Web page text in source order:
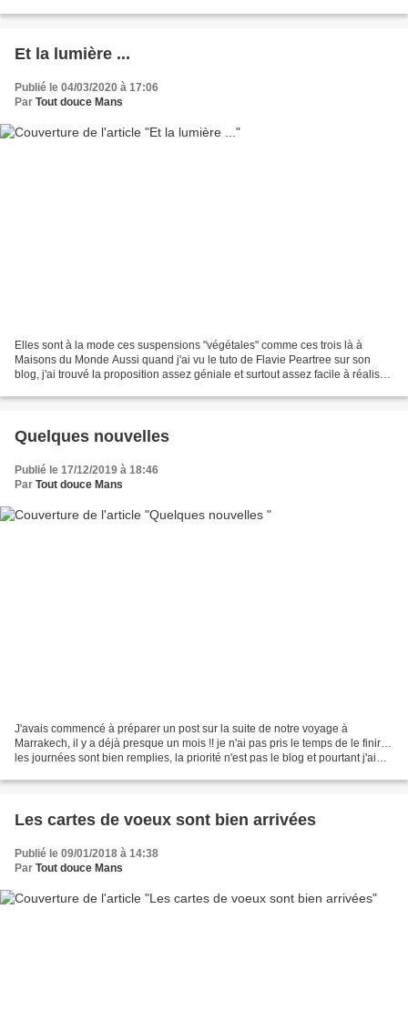
Et la lumière ...
Publié le 04/03/2020 à 17:06
Par Tout douce Mans
Elles sont à la mode ces suspensions "végétales" comme ces trois là à
Maisons du Monde Aussi quand j'ai vu le tuto de Flavie Peartree sur son
blog, j'ai trouvé la proposition assez géniale et surtout assez facile à réaliser
Quelques nouvelles
Publié le 17/12/2019 à 18:46
Par Tout douce Mans
J'avais commencé à préparer un post sur la suite de notre voyage à
Marrakech, il y a déjà presque un mois !! je n'ai pas pris le temps de le finir…
les journées sont bien remplies, la priorité n'est pas le blog et pourtant j'ai
Les cartes de voeux sont bien arrivées
Publié le 09/01/2018 à 14:38
Par Tout douce Mans